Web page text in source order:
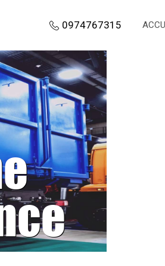
0974767315